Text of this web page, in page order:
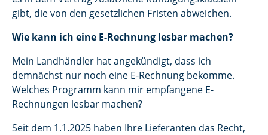
gibt, die von den gesetzlichen Fristen abweichen.
Wie kann ich eine E-Rechnung lesbar machen?
Mein Landhändler hat angekündigt, dass ich
demnächst nur noch eine E-Rechnung bekomme.
Welches Programm kann mir empfangene E-
Rechnungen lesbar machen?
Seit dem 1.1.2025 haben Ihre Lieferanten das Recht,